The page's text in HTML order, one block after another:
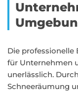
Die professionelle
für Unternehmen
unerlässlich.
Schneeräumung